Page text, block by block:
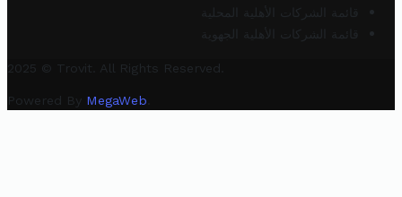
قائمة الشركات الأهلية المحلية
قائمة الشركات الأهلية الجهوية
2025 © Trovit. All Rights Reserved.
Powered By MegaWeb